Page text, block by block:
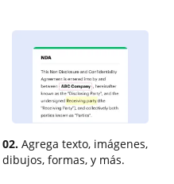
02. Agrega texto, imágenes,
dibujos, formas, y más.